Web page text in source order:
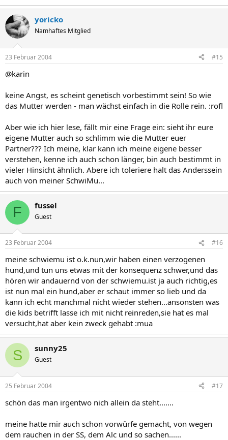
yoricko
Namhaftes Mitglied
23 Februar 2004 #15
@karin
keine Angst, es scheint genetisch vorbestimmt sein! So wie
das Mutter werden - man wächst einfach in die Rolle rein. :rofl
Aber wie ich hier lese, fällt mir eine Frage ein: sieht ihr eure
eigene Mutter auch so schlimm wie die Mutter euer
Partner??? Ich meine, klar kann ich meine eigene besser
verstehen, kenne ich auch schon länger, bin auch bestimmt in
vieler Hinsicht ähnlich. Abere ich toleriere halt das Anderssein
auch von meiner SchwiMu...
F fussel
Guest
23 Februar 2004 #16
meine schwiemu ist o.k.nun,wir haben einen verzogenen
hund,und tun uns etwas mit der konsequenz schwer,und das
hören wir andauernd von der schwiemu.ist ja auch richtig,es
ist nun mal ein hund,aber er schaut immer so lieb und da
kann ich echt manchmal nicht wieder stehen...ansonsten was
die kids betrifft lasse ich mit nicht reinreden,sie hat es mal
versucht,hat aber kein zweck gehabt :mua
S sunny25
Guest
25 Februar 2004 #17
schön das man irgentwo nich allein da steht.......
meine hatte mir auch schon vorwürfe gemacht, von wegen
dem rauchen in der SS, dem Alc und so sachen......